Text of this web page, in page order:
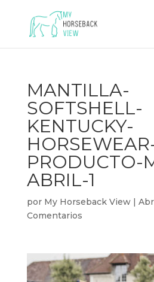
MANTILLA-
SOFTSHELL-
KENTUCKY-
PRODUCTO-
ABRIL-1
por My Horseback View|
Comentarios